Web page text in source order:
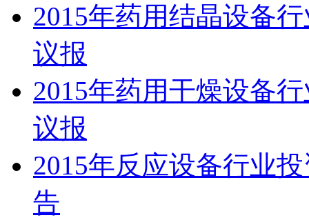
2015年药用结晶设备
议报
2015年药用干燥设备
议报
2015年反应设备行业
告